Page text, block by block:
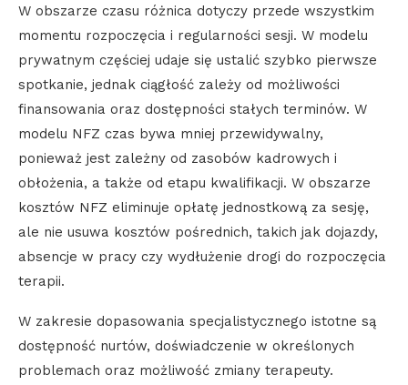
W obszarze czasu różnica dotyczy przede wszystkim
momentu rozpoczęcia i regularności sesji. W modelu
prywatnym częściej udaje się ustalić szybko pierwsze
spotkanie, jednak ciągłość zależy od możliwości
finansowania oraz dostępności stałych terminów. W
modelu NFZ czas bywa mniej przewidywalny,
ponieważ jest zależny od zasobów kadrowych i
obłożenia, a także od etapu kwalifikacji. W obszarze
kosztów NFZ eliminuje opłatę jednostkową za sesję,
ale nie usuwa kosztów pośrednich, takich jak dojazdy,
absencje w pracy czy wydłużenie drogi do rozpoczęcia
terapii.
W zakresie dopasowania specjalistycznego istotne są
dostępność nurtów, doświadczenie w określonych
problemach oraz możliwość zmiany terapeuty.